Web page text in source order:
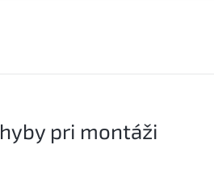
pri montáži